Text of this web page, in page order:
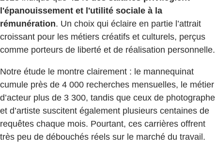
l'épanouissement et l'utilité sociale à la
rémunération. Un choix qui éclaire en partie l’attrait
croissant pour les métiers créatifs et culturels, perçus
comme porteurs de liberté et de réalisation personnelle.
Notre étude le montre clairement : le mannequinat
cumule près de 4 000 recherches mensuelles, le métier
d’acteur plus de 3 300, tandis que ceux de photographe
et d’artiste suscitent également plusieurs centaines de
requêtes chaque mois. Pourtant, ces carrières offrent
très peu de débouchés réels sur le marché du travail.